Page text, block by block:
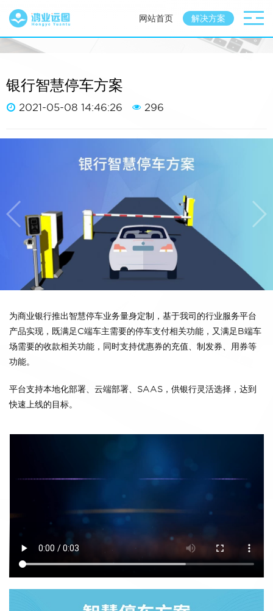
网站首页 解决方案
银行智慧停车方案
2021-05-08 14:46:26 296
为商业银行推出智慧停车业务量身定制，基于我司的行业服务平台
产品实现，既满足C端车主需要的停车支付相关功能，又满足B端车
场需要的收款相关功能，同时支持优惠券的充值、制发券、用券等
功能。
平台支持本地化部署、云端部署、SAAS，供银行灵活选择，达到
快速上线的目标。